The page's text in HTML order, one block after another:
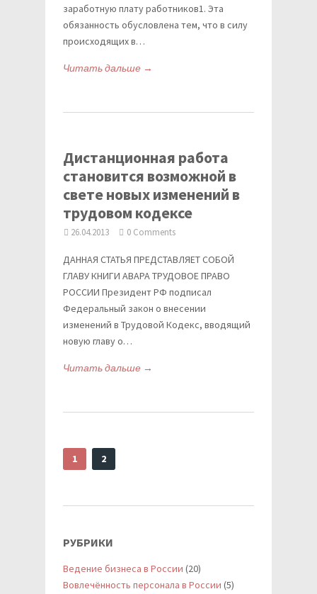
заработную плату работников1. Эта
обязанность обусловлена тем, что в силу
происходящих в…
Читать дальше →
Дистанционная работа
становится возможной в
свете новых изменений в
трудовом кодексе
26.04.2013 0 Comments
ДАННАЯ СТАТЬЯ ПРЕДСТАВЛЯЕТ СОБОЙ
ГЛАВУ КНИГИ АВАРА ТРУДОВОЕ ПРАВО
РОССИИ Президент РФ подписал
Федеральный закон о внесении
изменений в Трудовой Кодекс, вводящий
новую главу о…
Читать дальше →
1 2
РУБРИКИ
Ведение бизнеса в России (20)
Вовлечённость персонала в России (5)